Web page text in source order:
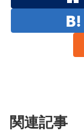
関連記事